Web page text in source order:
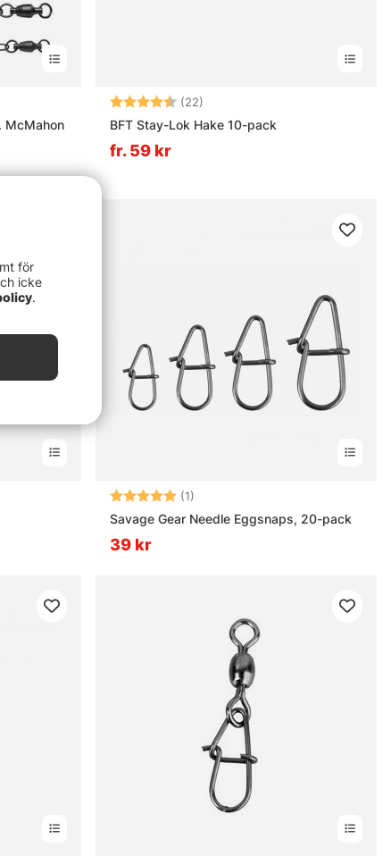
McMahon
Betyg: (22)
BFT Stay-Lok Hake 10-pack
fr. 59 kr
Betyg: (1)
Savage Gear Needle Eggsnaps, 20-pack
39 kr
för
icke
.